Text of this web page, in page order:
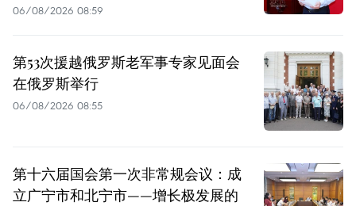
06/08/2026 08:59
第53次援越俄罗斯老军事专家见面会
在俄罗斯举行
06/08/2026 08:55
第十六届国会第一次非常规会议：成
立广宁市和北宁市——增长极发展的